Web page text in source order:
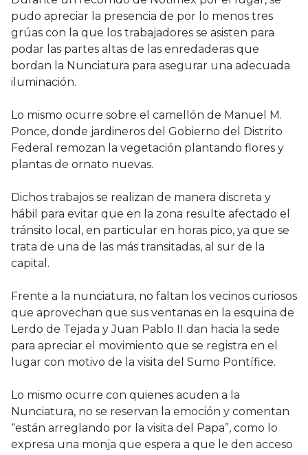
pudo apreciar la presencia de por lo menos tres
grúas con la que los trabajadores se asisten para
podar las partes altas de las enredaderas que
bordan la Nunciatura para asegurar una adecuada
iluminación.
Lo mismo ocurre sobre el camellón de Manuel M.
Ponce, donde jardineros del Gobierno del Distrito
Federal remozan la vegetación plantando flores y
plantas de ornato nuevas.
Dichos trabajos se realizan de manera discreta y
hábil para evitar que en la zona resulte afectado el
tránsito local, en particular en horas pico, ya que se
trata de una de las más transitadas, al sur de la
capital.
Frente a la nunciatura, no faltan los vecinos curiosos
que aprovechan que sus ventanas en la esquina de
Lerdo de Tejada y Juan Pablo II dan hacia la sede
para apreciar el movimiento que se registra en el
lugar con motivo de la visita del Sumo Pontífice.
Lo mismo ocurre con quienes acuden a la
Nunciatura, no se reservan la emoción y comentan
“están arreglando por la visita del Papa”, como lo
expresa una monja que espera a que le den acceso